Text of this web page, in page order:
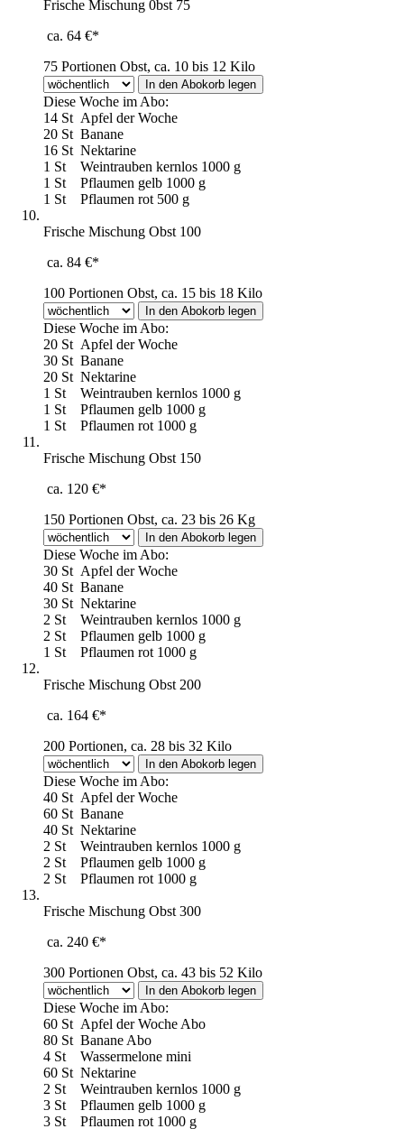
Frische Mischung 0bst 75
ca. 64 €*
75 Portionen Obst, ca. 10 bis 12 Kilo
Diese Woche im Abo:
14 St Apfel der Woche
20 St Banane
16 St Nektarine
1 St
Weintrauben kernlos 1000 g
1 St
Pflaumen gelb 1000 g
1 St
Pflaumen rot 500 g
Frische Mischung Obst 100
ca. 84 €*
100 Portionen Obst, ca. 15 bis 18 Kilo
Diese Woche im Abo:
20 St Apfel der Woche
30 St Banane
20 St Nektarine
1 St
Weintrauben kernlos 1000 g
1 St
Pflaumen gelb 1000 g
1 St
Pflaumen rot 1000 g
Frische Mischung Obst 150
ca. 120 €*
150 Portionen Obst, ca. 23 bis 26 Kg
Diese Woche im Abo:
30 St Apfel der Woche
40 St Banane
30 St Nektarine
2 St
Weintrauben kernlos 1000 g
2 St
Pflaumen gelb 1000 g
1 St
Pflaumen rot 1000 g
Frische Mischung Obst 200
ca. 164 €*
200 Portionen, ca. 28 bis 32 Kilo
Diese Woche im Abo:
40 St Apfel der Woche
60 St Banane
40 St Nektarine
2 St
Weintrauben kernlos 1000 g
2 St
Pflaumen gelb 1000 g
2 St
Pflaumen rot 1000 g
Frische Mischung Obst 300
ca. 240 €*
300 Portionen Obst, ca. 43 bis 52 Kilo
Diese Woche im Abo:
60 St Apfel der Woche Abo
80 St Banane Abo
4 St
Wassermelone mini
60 St Nektarine
2 St
Weintrauben kernlos 1000 g
3 St
Pflaumen gelb 1000 g
3 St
Pflaumen rot 1000 g